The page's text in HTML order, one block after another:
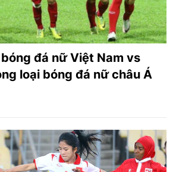
đá nữ Việt Nam vs
loại bóng đá nữ châu Á